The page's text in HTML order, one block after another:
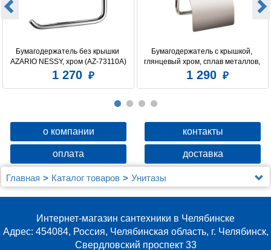
Бумагодержатель без крышки
AZARIO NESSY, хром (AZ-73110A)
1 270
Бумагодержатель c крышкой,
глянцевый хром, сплав металлов,
Amur, Milardo, AMUSMC0M43
1 290
о компании контакты
оплата доставка
Главная Каталог товаров
Унитазы
Унитазы Berges Wasserhaus
унитаз EGO Rimless, сидение Toma Slim SO
Интернет-магазин сантехники в Челябинске
Адрес: 454084, Россия, Челябинская область, г. Челябинск,
Свердловский проспект 33